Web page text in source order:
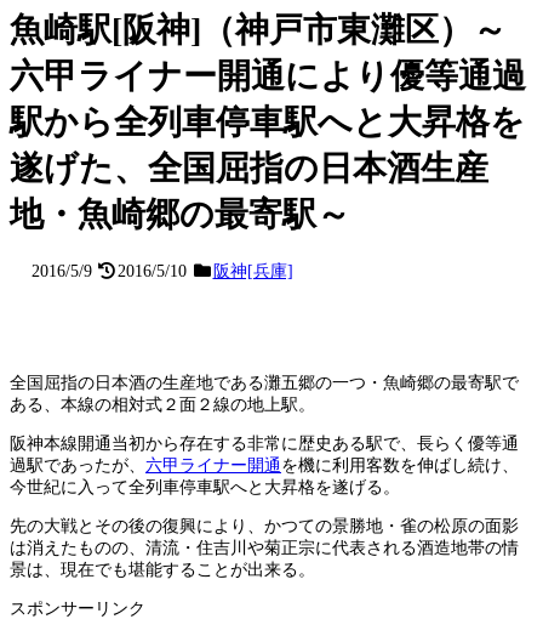
魚崎駅[阪神]（神戸市東灘区）～
六甲ライナー開通により優等通過
駅から全列車停車駅へと大昇格を
遂げた、全国屈指の日本酒生産
地・魚崎郷の最寄駅～
2016/5/9 2016/5/10 阪神[兵庫]
全国屈指の日本酒の生産地である灘五郷の一つ・魚崎郷の最寄駅で
ある、本線の相対式２面２線の地上駅。
阪神本線開通当初から存在する非常に歴史ある駅で、長らく優等通
過駅であったが、 六甲ライナー開通 を機に利用客数を伸ばし続け、
今世紀に入って全列車停車駅へと大昇格を遂げる。
先の大戦とその後の復興により、かつての景勝地・雀の松原の面影
は消えたものの、清流・住吉川や菊正宗に代表される酒造地帯の情
景は、現在でも堪能することが出来る。
スポンサーリンク